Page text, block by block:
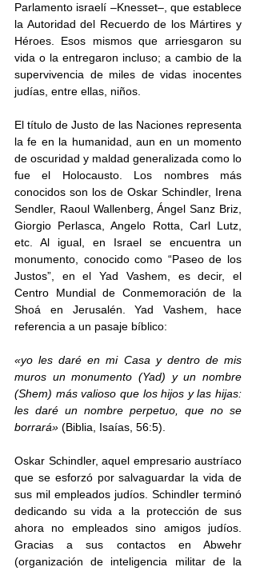
Parlamento israelí –Knesset–, que establece
la Autoridad del Recuerdo de los Mártires y
Héroes. Esos mismos que arriesgaron su
vida o la entregaron incluso; a cambio de la
supervivencia de miles de vidas inocentes
judías, entre ellas, niños.
El título de Justo de las Naciones representa
la fe en la humanidad, aun en un momento
de oscuridad y maldad generalizada como lo
fue el Holocausto. Los nombres más
conocidos son los de Oskar Schindler, Irena
Sendler, Raoul Wallenberg, Ángel Sanz Briz,
Giorgio Perlasca, Angelo Rotta, Carl Lutz,
etc. Al igual, en Israel se encuentra un
monumento, conocido como “Paseo de los
Justos”, en el Yad Vashem, es decir, el
Centro Mundial de Conmemoración de la
Shoá en Jerusalén. Yad Vashem, hace
referencia a un pasaje bíblico:
«yo les daré en mi Casa y dentro de mis
muros un monumento (Yad) y un nombre
(Shem) más valioso que los hijos y las hijas:
les daré un nombre perpetuo, que no se
borrará» (Biblia, Isaías, 56:5).
Oskar Schindler, aquel empresario austríaco
que se esforzó por salvaguardar la vida de
sus mil empleados judíos. Schindler terminó
dedicando su vida a la protección de sus
ahora no empleados sino amigos judíos.
Gracias a sus contactos en Abwehr
(organización de inteligencia militar de la